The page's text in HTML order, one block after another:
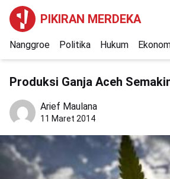
PIKIRAN MERDEKA
Nanggroe Politika Hukum
Produksi Ganja Aceh
Arief Maulana
11 Maret 2014